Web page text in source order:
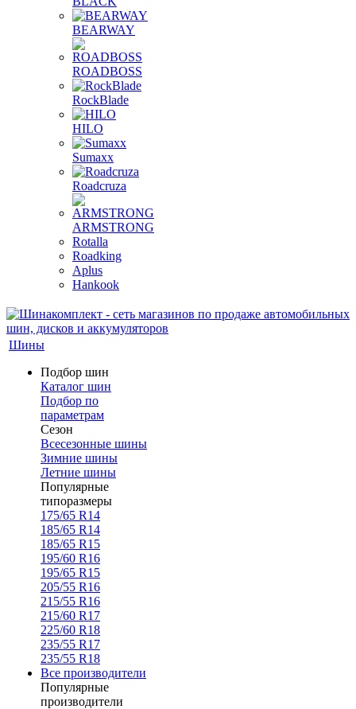
BEARWAY
ROADBOSS
RockBlade
HILO
Sumaxx
Roadcruza
ARMSTRONG
Rotalla
Roadking
Aplus
Hankook
Шины
Подбор шин
Каталог шин
Подбор по
параметрам
Сезон
Всесезонные шины
Зимние шины
Летние шины
Популярные
типоразмеры
175/65 R14
185/65 R14
185/65 R15
195/60 R16
195/65 R15
205/55 R16
215/55 R16
215/60 R17
225/60 R18
235/55 R17
235/55 R18
Все производители
Популярные
производители